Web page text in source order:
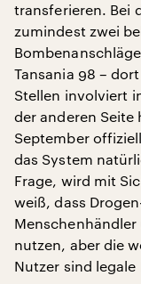
transferieren. Bei
zumindest zwei
Tansania 98 –
Stellen involviert
der anderen Seite
September
das System
Frage, wird mit
weiß, dass
nutzen, aber die
Nutzer sind legale